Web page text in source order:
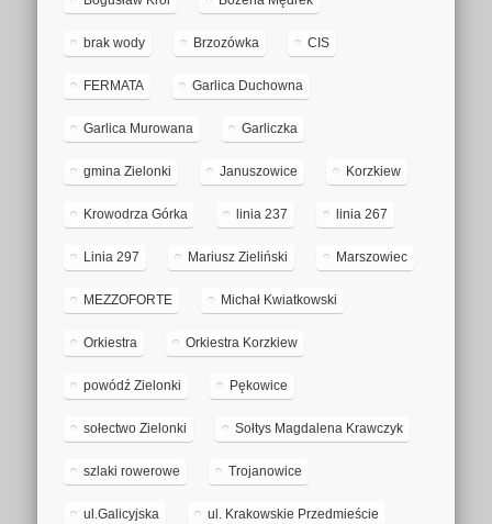
brak wody Brzozówka CIS
FERMATA Garlica Duchowna
Garlica Murowana Garliczka
gmina Zielonki Januszowice Korzkiew
Krowodrza Górka linia 237 linia 267
Linia 297 Mariusz Zieliński Marszowiec
MEZZOFORTE Michał Kwiatkowski
Orkiestra Orkiestra Korzkiew
powódź Zielonki Pękowice
sołectwo Zielonki Sołtys Magdalena Krawczyk
szlaki rowerowe Trojanowice
ul.Galicyjska ul. Krakowskie Przedmieście